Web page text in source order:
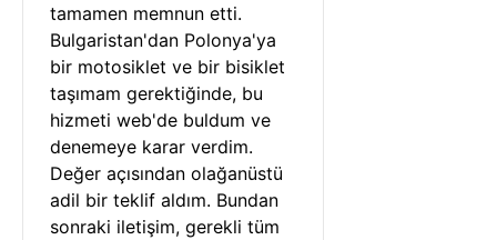
tamamen memnun etti.
Bulgaristan'dan Polonya'ya
bir motosiklet ve bir bisiklet
taşımam gerektiğinde, bu
hizmeti web'de buldum ve
denemeye karar verdim.
Değer açısından olağanüstü
adil bir teklif aldım. Bundan
sonraki iletişim, gerekli tüm